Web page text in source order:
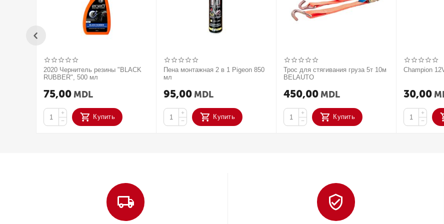
2020 Чернитель резины "BLACK
RUBBER", 500 мл
75,00 MDL
+
−
Купить
Пена монтажная 2 в 1 Pigeon 850
мл
95,00 MDL
+
−
Купить
Трос для стягивания груза 5т 10м
BELAUTO
450,00 MDL
+
−
Купить
Champion
30,00
+
−